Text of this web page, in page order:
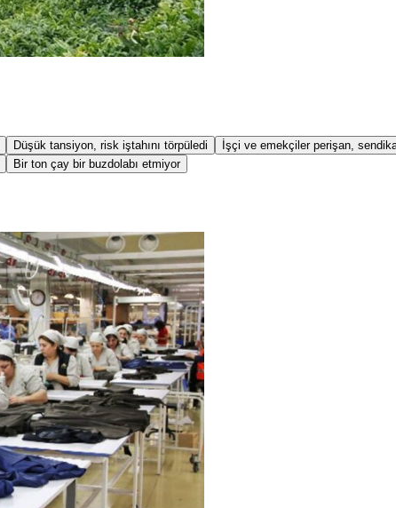
Düşük tansiyon, risk iştahını törpüledi
İşçi ve emekçiler perişan,
Bir ton çay bir buzdolabı etmiyor